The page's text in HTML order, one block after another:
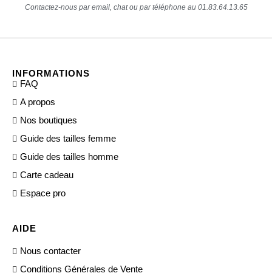
Contactez-nous par email, chat ou par téléphone au 01.83.64.13.65
INFORMATIONS
FAQ
A propos
Nos boutiques
Guide des tailles femme
Guide des tailles homme
Carte cadeau
Espace pro
AIDE
Nous contacter
Conditions Générales de Vente